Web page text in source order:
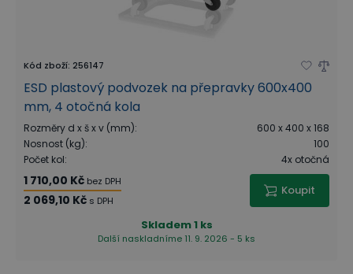
Kód zboží: 256147
ESD plastový podvozek na přepravky 600x400
mm, 4 otočná kola
Rozměry d x š x v (mm):
600 x 400 x 168
Nosnost (kg):
100
Počet kol: 4x otočná
1 710,00 Kč bez DPH
2 069,10 Kč s DPH
Koupit
Skladem1 ks
Další naskladníme 11. 9. 2026 - 5 ks